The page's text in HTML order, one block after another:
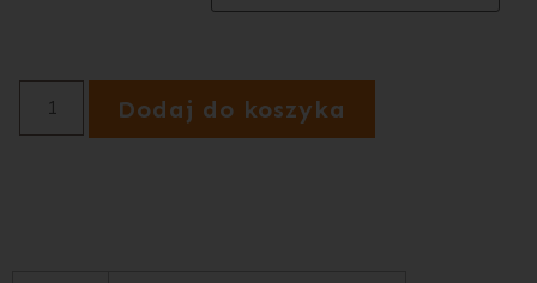
Dodaj do koszyka